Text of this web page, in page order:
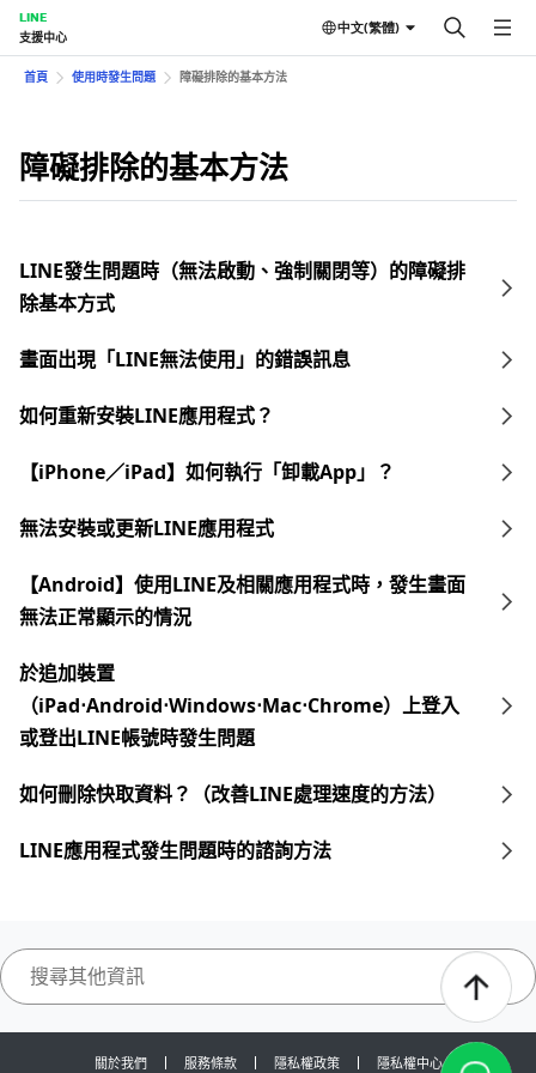
LINE
支援中心
中文(繁體)
首頁 使用時發生問題 障礙排除的基本方法
障礙排除的基本方法
LINE發生問題時（無法啟動、強制關閉等）的障礙排
除基本方式
畫面出現「LINE無法使用」的錯誤訊息
如何重新安裝LINE應用程式？
【iPhone／iPad】如何執行「卸載App」？
無法安裝或更新LINE應用程式
【Android】使用LINE及相關應用程式時，發生畫面
無法正常顯示的情況
於追加裝置
（iPad⋅Android⋅Windows⋅Mac⋅Chrome）上登入
或登出LINE帳號時發生問題
如何刪除快取資料？（改善LINE處理速度的方法）
LINE應用程式發生問題時的諮詢方法
關於我們 服務條款 隱私權政策 隱私權中心